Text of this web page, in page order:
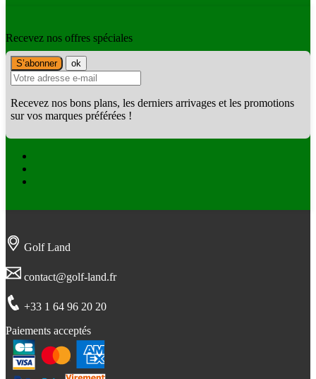
Recevez nos offres spéciales
Recevez nos bons plans, les derniers arrivages et les promotions
sur vos marques préférées !
Golf Land
contact@golf-land.fr
+33 1 64 96 20 20
Paiements acceptés